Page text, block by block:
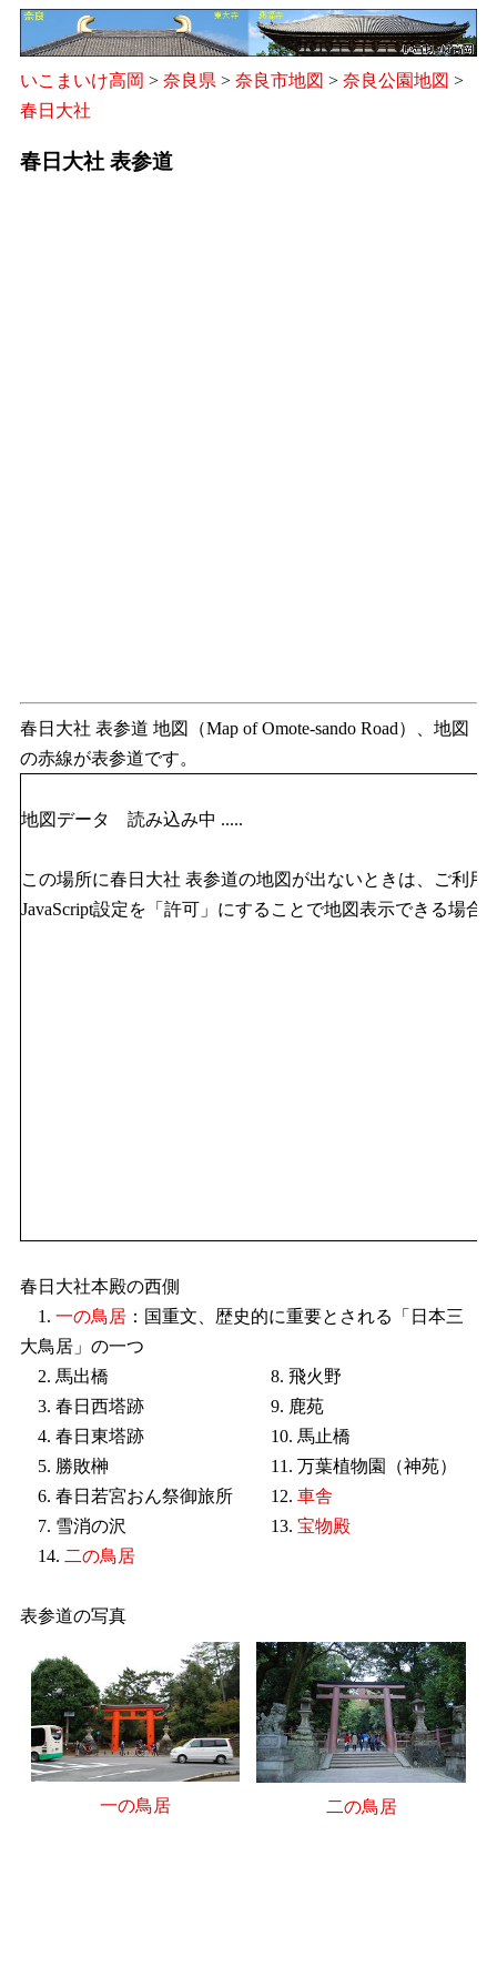
いこまいけ高岡 > 奈良県 > 奈良市地図 > 奈良公園地図 >
春日大社
春日大社 表参道
春日大社 表参道 地図（Map of Omote-sando Road）、地図
の赤線が表参道です。
地図データ 読み込み中 .....
この場所に春日大社 表参道の地図が出ないときは、ご利用
JavaScript設定を「許可」にすることで地図表示できる場合
春日大社本殿の西側
1. 一の鳥居 ：国重文、歴史的に重要とされる「日本三
大鳥居」の一つ
2. 馬出橋
3. 春日西塔跡
4. 春日東塔跡
5. 勝敗榊
6. 春日若宮おん祭御旅所
7. 雪消の沢
8. 飛火野
9. 鹿苑
10. 馬止橋
11. 万葉植物園（神苑）
12. 車舎
13. 宝物殿
14. 二の鳥居
表参道の写真
一の鳥居 二の鳥居